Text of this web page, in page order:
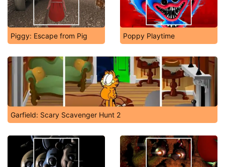
Piggy: Escape from Pig Poppy Playtime
Garfield: Scary Scavenger Hunt 2